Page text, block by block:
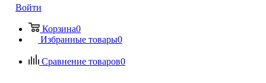
Войти
Корзина0
Избранные товары0
Сравнение товаров0